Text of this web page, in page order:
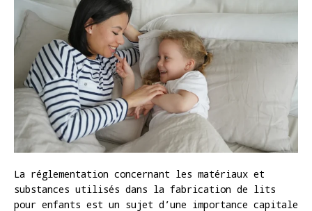
La réglementation concernant les matériaux et
substances utilisés dans la fabrication de lits
pour enfants est un sujet d’une importance capitale